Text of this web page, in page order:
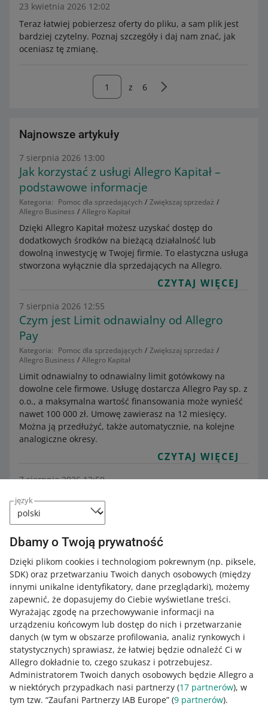
język
Dbamy o Twoją prywatność
Dzięki plikom cookies i technologiom pokrewnym (np. piksele,
SDK) oraz przetwarzaniu Twoich danych osobowych (między
innymi unikalne identyfikatory, dane przeglądarki), możemy
zapewnić, że dopasujemy do Ciebie wyświetlane treści.
Wyrażając zgodę na przechowywanie informacji na
urządzeniu końcowym lub dostęp do nich i przetwarzanie
danych (w tym w obszarze profilowania, analiz rynkowych i
statystycznych) sprawiasz, że łatwiej będzie odnaleźć Ci w
Allegro dokładnie to, czego szukasz i potrzebujesz.
Administratorem Twoich danych osobowych będzie Allegro a
w niektórych przypadkach nasi partnerzy (17 partnerów), w
tym tzw. “Zaufani Partnerzy IAB Europe” (9 partnerów).
23 kwietnia 2026 12:02
Teraz łatwiej pobierzesz oferty do pliku, a sam plik jest
bardziej czytelny. Poznaj szczegóły i daj nam znać, jak
oceniasz tę zmianę.
z 6
Najnowsze artykuły
7 sierpnia 2026 13:00
Jak korzystać z usługi Allegro Kapitał –
podstawowe informacje
Kategoria: Pomoc dla sprzedających
Zwiększaj sprzedaż
Allegro Business
Allegro Kapitał
Dzięki Allegro Kapitał możesz uzyskać dostęp do
dodatkowych środków na bieżącą działalność lub
dowolną inwestycję w Twojej firmie. To elastyczna usługa
stworzona wyłącznie dla sprzedających na Allegro.
CZYTAJ WIĘCEJ
7 sierpnia 2026 12:55
Czym jest Limit odnawialny od Allegro
Pay
Kategoria: Pomoc dla sprzedających
Zwiększaj sprzedaż
Allegro Business
Allegro Kapitał
Limit odnawialny to odnawialny limit gotówkowy na
dowolne cele firmowe. Usługę dostarcza Allegro Pay sp. z
o.o., a maksymalna wartość finansowania może wynieść
nawet 100 000 zł. Umowę zawierasz na 12 miesięcy.
Można ją przedłużyć, także automatycznie, na kolejne
analogiczne okresy.
CZYTAJ WIĘCEJ
7 sierpnia 2026 12:50
Czym jest Pożyczka na większe potrzeby
od PKO Banku Polskiego
Kategoria: Pomoc dla sprzedających
Pożyczka na większe potrzeby to pożyczka ratalna w
ofercie Allegro Kapitał, przygotowana specjalnie dla
sprzedających we współpracy z PKO Bankiem Polskim.
CZYTAJ WIĘCEJ